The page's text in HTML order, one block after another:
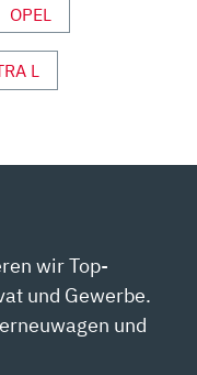
OPEL
L
wir Top-
und Gewerbe.
und